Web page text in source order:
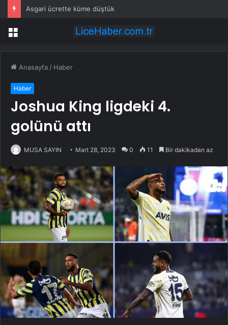
Asgari ücrette küme düştük
Menü
Anasayfa / Haber
Haber
Joshua King ligdeki 4.
golünü attı
MUSA SAYIN Mart 28, 2023 0 11 Bir dakikadan az